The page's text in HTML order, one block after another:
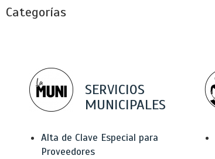
Categorías
SERVICIOS
MUNICIPALES
Alta de Clave Especial para
Proveedores